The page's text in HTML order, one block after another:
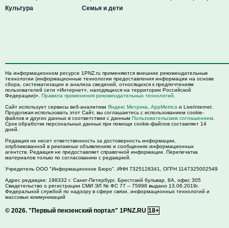
Культура
Семья и дети
На информационном ресурсе 1PNZ.ru применяются внешние рекомендательные
технологии (информационные технологии предоставления информации на основе
сбора, систематизации и анализа сведений, относящихся к предпочтениям
пользователей сети «Интернет», находящихся на территории Российской
Федерации)». Правила применения рекомендательных технологий
Сайт использует сервисы веб-аналитики Яндекс Метрика AppMetrica и LiveInternet.
Продолжая использовать этот Сайт, вы соглашаетесь с использованием cookie-
файлов и других данных в соответствии с данным Пользовательским соглашением
Срок обработки персональных данных при помощи cookie-файлов составляет 14
дней.
Редакция не несет ответственность за достоверность информации,
опубликованной в рекламных объявлениях и сообщениях информационных
агентств. Редакция не предоставляет справочной информации. Перепечатка
материалов только по согласованию с редакцией.
Учредитель ООО "Информационное Бюро". ИНН 7325128341, ОГРН 1147325002549
Адрес редакции: 198332 г. Санкт-Петербург, Брестский бульвар, 8А, офис 305
Свидетельство о регистрации СМИ ЭЛ № ФС 77 – 75998 выдано 13.06.2019г.
Федеральной службой по надзору в сфере связи, информационных технологий и
массовых коммуникаций
© 2026. "Первый пензенский портал" 1PNZ.RU 18+